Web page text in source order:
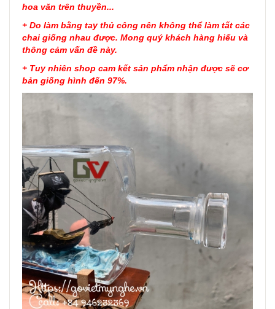
hoa văn trên thuyền...
+ Do làm bằng tay thủ công nên không thể làm tất các
chai giống nhau được. Mong quý khách hàng hiểu và
thông cảm vấn đề này.
+ Tuy nhiên shop cam kết sản phẩm nhận được sẽ cơ
bản giống hình đến 97%.